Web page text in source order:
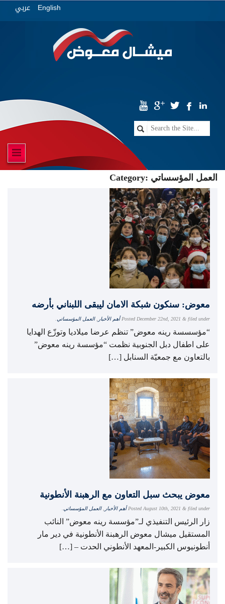
عربي English
Category: العمل المؤسساتي
معوض: سنكون شبكة الامان ليبقى اللبناني بأرضه
Posted December 22nd, 2021 & filed under أهم الأخبار ,العمل المؤسساتي
“مؤسسسة رينه معوض” تنظم عرضا ميلاديا وتوزّع الهدايا
على اطفال دبل الجنوبية نظمت “مؤسسة رينه معوض”
بالتعاون مع جمعيّة السنابل […]
معوض يبحث سبل التعاون مع الرهبنة الأنطونية
PostedAugust 10th, 2021 & filed under أهم الأخبار ,العمل المؤسساتي.
زار الرئيس التنفيذي لـ”مؤسسة رينه معوض” النائب
المستقيل ميشال معوض الرهبنة الأنطونية في دير مار
أنطونيوس الكبير-المعهد الأنطوني الحدت – […]